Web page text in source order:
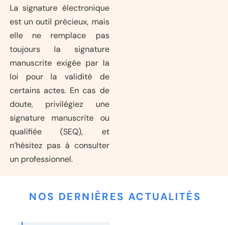
La signature électronique
est un outil précieux, mais
elle ne remplace pas
toujours la signature
manuscrite exigée par la
loi pour la validité de
certains actes. En cas de
doute, privilégiez une
signature manuscrite ou
qualifiée (SEQ), et
n’hésitez pas à consulter
un professionnel.
NOS DERNIÈRES ACTUALITÉS